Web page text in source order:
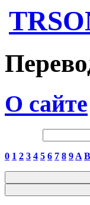
О сайте
0 1 2 3 4 5 6 7 8 9 A B